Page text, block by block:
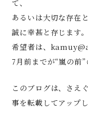
て、
あるいは大切な存在
誠に幸甚と存じます。
希望者は、
7月前までが“嵐の前
このブログは、さえ
事を転載してアップし